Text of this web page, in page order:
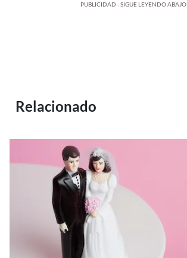
PUBLICIDAD - SIGUE LEYENDO ABAJO
Relacionado